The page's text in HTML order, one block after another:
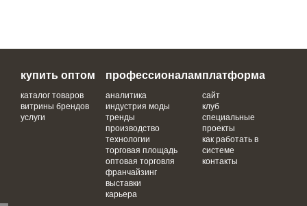
купить оптом
каталог товаров
витрины брендов
услуги
профессионалам
аналитика
индустрия моды
тренды
производство
технологии
торговая площадь
оптовая торговля
франчайзинг
выставки
карьера
платформа
сайт
клуб
специальные
проекты
как работать в
системе
контакты